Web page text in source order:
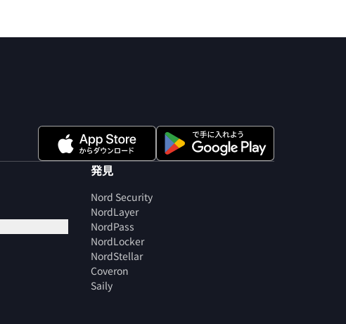
発見
Nord Security
NordLayer
NordPass
NordLocker
NordStellar
Coveron
Saily